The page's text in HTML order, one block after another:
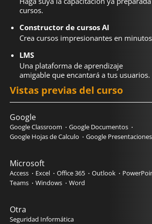
cursos.
Constructor de cursos AI
Crea cursos impresionantes en
LMS
Una plataforma de aprendizaje
amigable que encantará a tus usuarios.
Vistas previas del curso
Google
Google Classroom
Google Documentos
Google Hojas de Calculo
Google Presentaciones
Microsoft
Access Excel Office 365 Outlook
Teams
Windows Word
Otra
Seguridad Informática